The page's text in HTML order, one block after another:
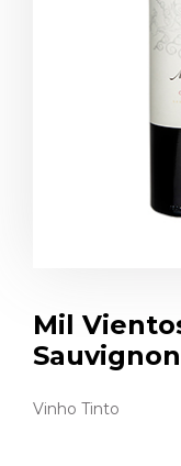
Mil
Vinho Tinto